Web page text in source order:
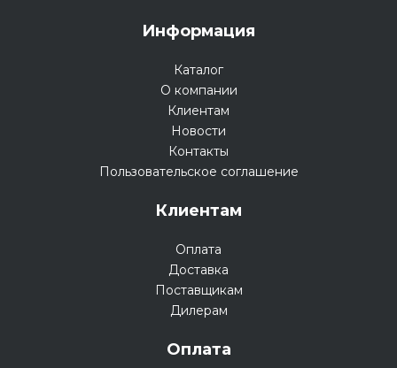
Информация
Каталог
О компании
Клиентам
Новости
Контакты
Пользовательское соглашение
Клиентам
Оплата
Доставка
Поставщикам
Дилерам
Оплата